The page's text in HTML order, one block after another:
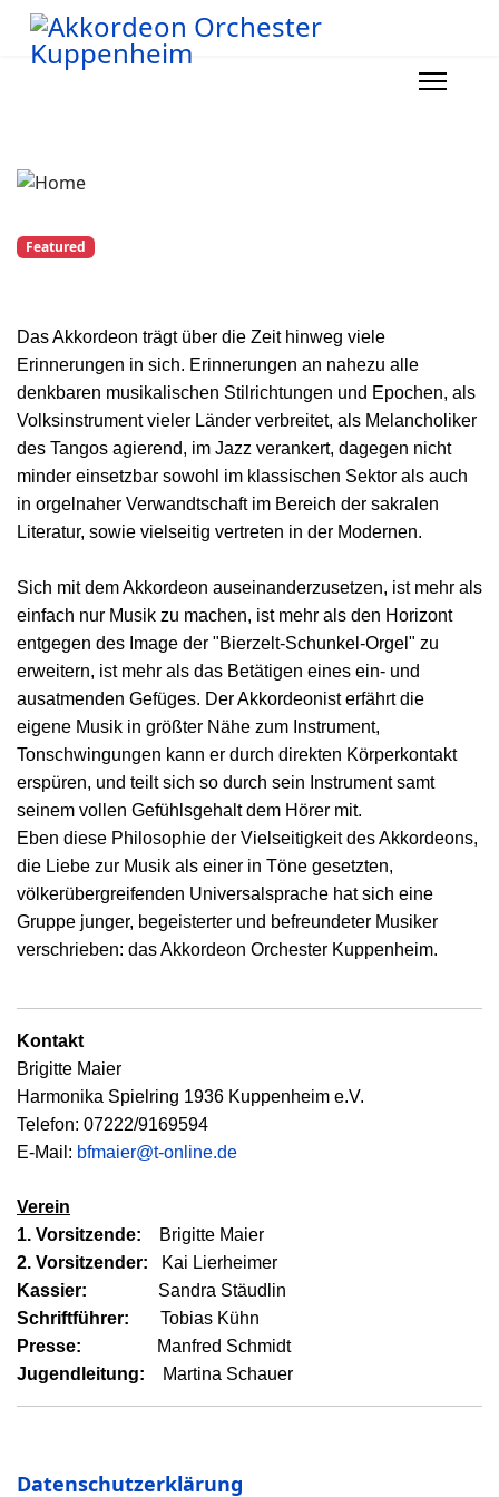
Featured
Das Akkordeon trägt über die Zeit hinweg viele
Erinnerungen in sich. Erinnerungen an nahezu alle
denkbaren musikalischen Stilrichtungen und Epochen, als
Volksinstrument vieler Länder verbreitet, als Melancholiker
des Tangos agierend, im Jazz verankert, dagegen nicht
minder einsetzbar sowohl im klassischen Sektor als auch
in orgelnaher Verwandtschaft im Bereich der sakralen
Literatur, sowie vielseitig vertreten in der Modernen.
Sich mit dem Akkordeon auseinanderzusetzen, ist mehr als
einfach nur Musik zu machen, ist mehr als den Horizont
entgegen des Image der "Bierzelt-Schunkel-Orgel" zu
erweitern, ist mehr als das Betätigen eines ein- und
ausatmenden Gefüges. Der Akkordeonist erfährt die
eigene Musik in größter Nähe zum Instrument,
Tonschwingungen kann er durch direkten Körperkontakt
erspüren, und teilt sich so durch sein Instrument samt
seinem vollen Gefühlsgehalt dem Hörer mit.
Eben diese Philosophie der Vielseitigkeit des Akkordeons,
die Liebe zur Musik als einer in Töne gesetzten,
völkerübergreifenden Universalsprache hat sich eine
Gruppe junger, begeisterter und befreundeter Musiker
verschrieben: das Akkordeon Orchester Kuppenheim.
Kontakt
Brigitte Maier
Harmonika Spielring 1936 Kuppenheim e.V.
Telefon: 07222/9169594
E-Mail: bfmaier@t-online.de
Verein
1. Vorsitzende:
Brigitte Maier
2. Vorsitzender:
Kai Lierheimer
Kassier: Sandra Stäudlin
Schriftführer: Tobias Kühn
Presse: Manfred Schmidt
Jugendleitung:
Martina Schauer
Datenschutzerklärung